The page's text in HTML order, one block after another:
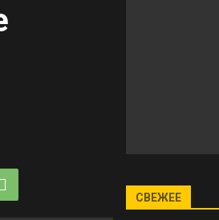
СВЕЖЕЕ